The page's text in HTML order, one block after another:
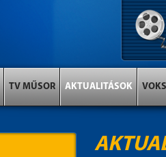
TV MŰSOR AKTUALITÁSOK VOKS